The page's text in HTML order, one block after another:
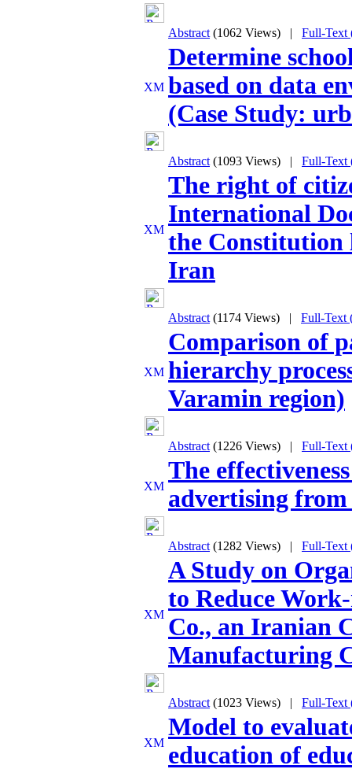
Abstract (1062 Views) | Full-Text
Determine
based on data
(Case Study:
Abstract (1093 Views) | Full-Text
The right of
International
the Constitution
Iran
Abstract (1174 Views) | Full-Text
Comparison of
hierarchy
Varamin region)
Abstract (1226 Views) | Full-Text
The
advertising from
Abstract (1282 Views) | Full-Text
A Study on
to Reduce
Co., an Iranian
Manufacturing
Abstract (1023 Views) | Full-Text
Model to
education of